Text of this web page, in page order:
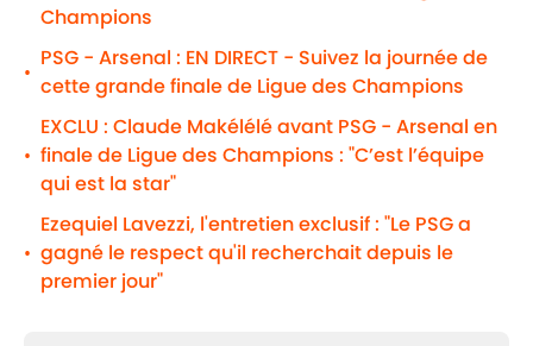
Champions
•
PSG - Arsenal : EN DIRECT - Suivez la journée de
cette grande finale de Ligue des Champions
•
EXCLU : Claude Makélélé avant PSG - Arsenal en
finale de Ligue des Champions : "C’est l’équipe
qui est la star"
•
Ezequiel Lavezzi, l'entretien exclusif : "Le PSG a
gagné le respect qu'il recherchait depuis le
premier jour"